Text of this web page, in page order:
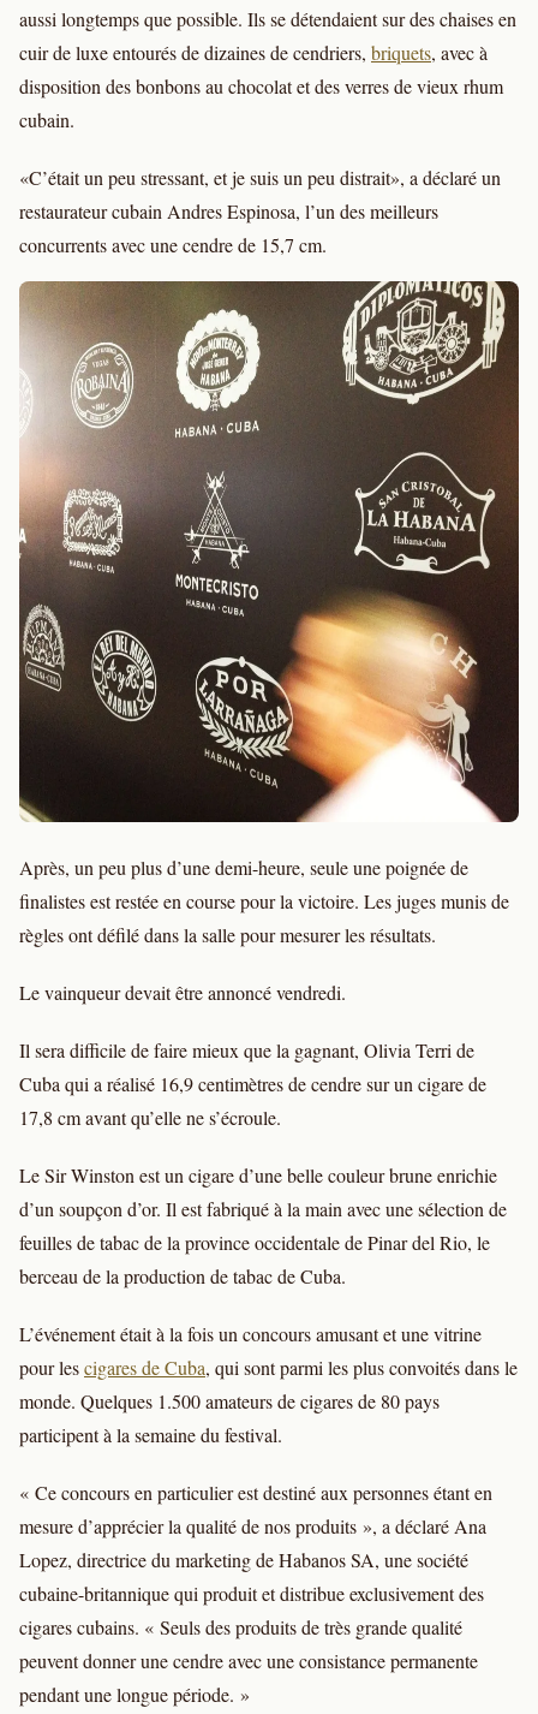
aussi longtemps que possible. Ils se détendaient sur des chaises en
cuir de luxe entourés de dizaines de cendriers, briquets, avec à
disposition des bonbons au chocolat et des verres de vieux rhum
cubain.
«C’était un peu stressant, et je suis un peu distrait», a déclaré un
restaurateur cubain Andres Espinosa, l’un des meilleurs
concurrents avec une cendre de 15,7 cm.
Après, un peu plus d’une demi-heure, seule une poignée de
finalistes est restée en course pour la victoire. Les juges munis de
règles ont défilé dans la salle pour mesurer les résultats.
Le vainqueur devait être annoncé vendredi.
Il sera difficile de faire mieux que la gagnant, Olivia Terri de
Cuba qui a réalisé 16,9 centimètres de cendre sur un cigare de
17,8 cm avant qu’elle ne s’écroule.
Le Sir Winston est un cigare d’une belle couleur brune enrichie
d’un soupçon d’or. Il est fabriqué à la main avec une sélection de
feuilles de tabac de la province occidentale de Pinar del Rio, le
berceau de la production de tabac de Cuba.
L’événement était à la fois un concours amusant et une vitrine
pour lescigares de Cuba, qui sont parmi les plus convoités dans le
monde. Quelques 1.500 amateurs de cigares de 80 pays
participent à la semaine du festival.
« Ce concours en particulier est destiné aux personnes étant en
mesure d’apprécier la qualité de nos produits », a déclaré Ana
Lopez, directrice du marketing de Habanos SA, une société
cubaine-britannique qui produit et distribue exclusivement des
cigares cubains. « Seuls des produits de très grande qualité
peuvent donner une cendre avec une consistance permanente
pendant une longue période. »